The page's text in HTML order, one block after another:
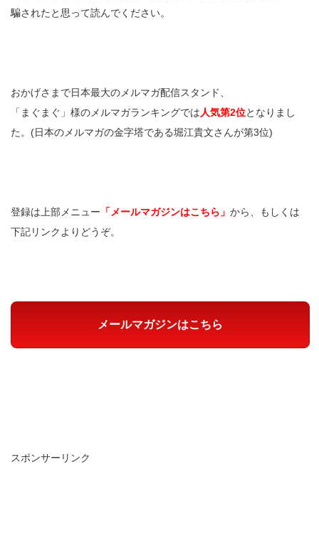
騙されたと思って読んでください。
おかげさまで日本最大のメルマガ配信スタンド、
「まぐまぐ」様のメルマガランキングでは人気第2位となりまし
た。(日本のメルマガの金字塔である堀江貴文さんが第3位)
登録は上部メニュー 「メールマガジンはこちら」 から、もしくは
下記リンクよりどうぞ。
メールマガジンはこちら
スポンサーリンク